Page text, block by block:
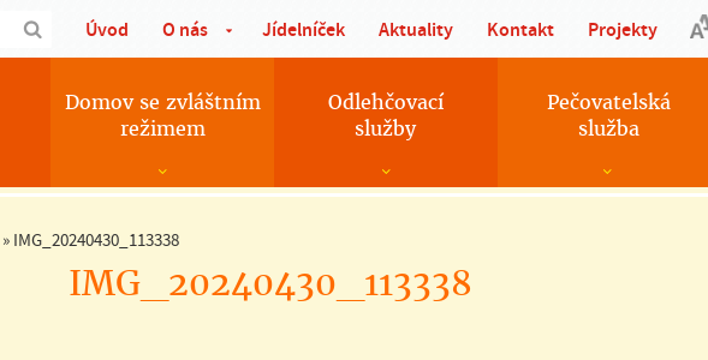
Úvod O nás Jídelníček Aktuality Kontakt Projekty
Domov se zvláštním
režimem
Odlehčovací
služby
Pečovatelská
služba
» IMG_20240430_113338
IMG_20240430_113338